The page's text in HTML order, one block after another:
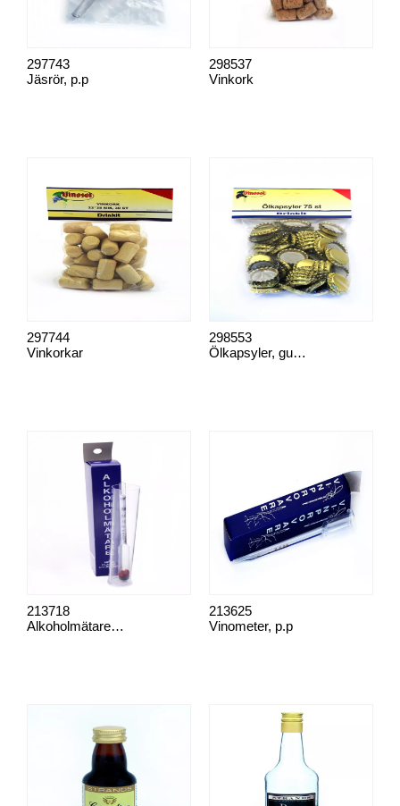
Jäsrör, p.p
297743
Vinkork
298537
Vinkorkar
297744
Ölkapsyler, guld 75 st p.p
298553
Alkoholmätare, 22 cm
213718
Vinometer, p.p
213625